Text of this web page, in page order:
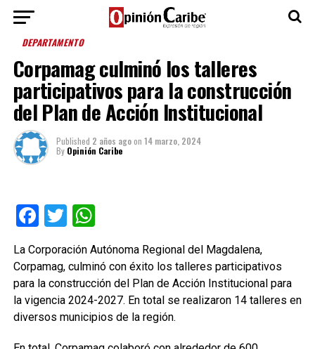
DEPARTAMENTO
Corpamag culminó los talleres
participativos para la construcción
del Plan de Acción Institucional
Published 2 años agoon 14 marzo, 2024
By Opinión Caribe
Facebook
TwitterWhatsApp
La Corporación Autónoma Regional del Magdalena,
Corpamag, culminó con éxito los talleres participativos
para la construcción del Plan de Acción Institucional para
la vigencia 2024-2027. En total se realizaron 14 talleres en
diversos municipios de la región.